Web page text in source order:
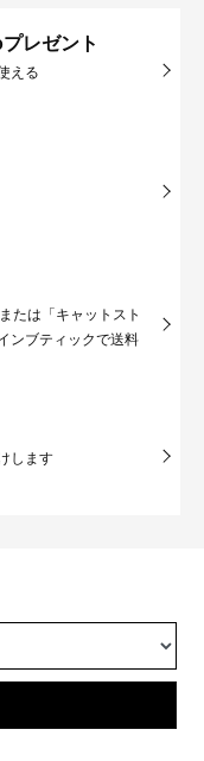
レゼント
える
たは「キャットスト
ンブティックで送料
します